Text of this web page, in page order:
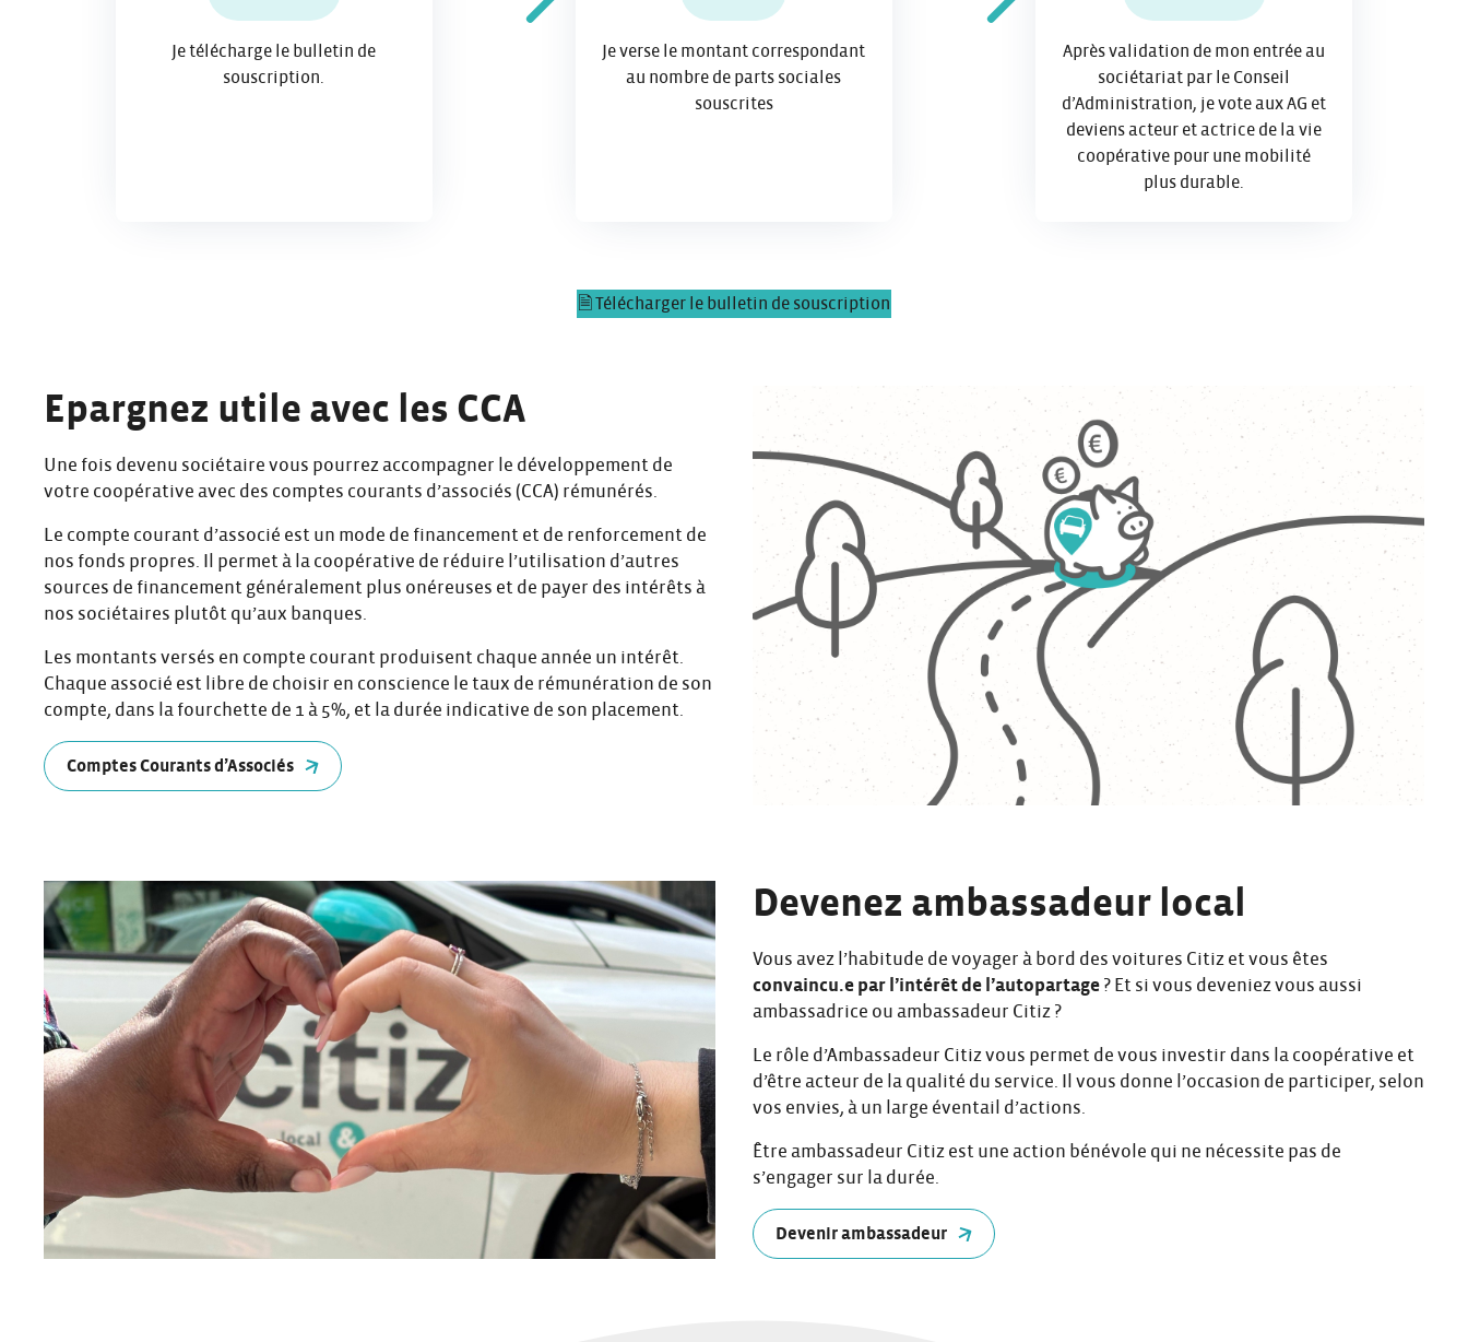
Je télécharge le bulletin de
souscription.
Je verse le montant correspondant
au nombre de parts sociales
souscrites
Après validation de mon entrée au
sociétariat par le Conseil
d’Administration, je vote aux AG et
deviens acteur et actrice de la vie
coopérative pour une mobilité
plus durable.
🗎 Télécharger le bulletin de souscription
Epargnez utile avec les CCA
Une fois devenu sociétaire vous pourrez accompagner le développement de
votre coopérative avec des comptes courants d’associés (CCA) rémunérés.
Le compte courant d’associé est un mode de financement et de renforcement de
nos fonds propres. Il permet à la coopérative de réduire l’utilisation d’autres
sources de financement généralement plus onéreuses et de payer des intérêts à
nos sociétaires plutôt qu’aux banques.
Les montants versés en compte courant produisent chaque année un intérêt.
Chaque associé est libre de choisir en conscience le taux de rémunération de son
compte, dans la fourchette de 1 à 5%, et la durée indicative de son placement.
Comptes Courants d’Associés
Devenez ambassadeur local
Vous avez l’habitude de voyager à bord des voitures Citiz et vous êtes
convaincu.e par l’intérêt de l’autopartage ? Et si vous deveniez vous aussi
ambassadrice ou ambassadeur Citiz ?
Le rôle d’Ambassadeur Citiz vous permet de vous investir dans la coopérative et
d’être acteur de la qualité du service. Il vous donne l’occasion de participer, selon
vos envies, à un large éventail d’actions.
Être ambassadeur Citiz est une action bénévole qui ne nécessite pas de
s’engager sur la durée.
Devenir ambassadeur